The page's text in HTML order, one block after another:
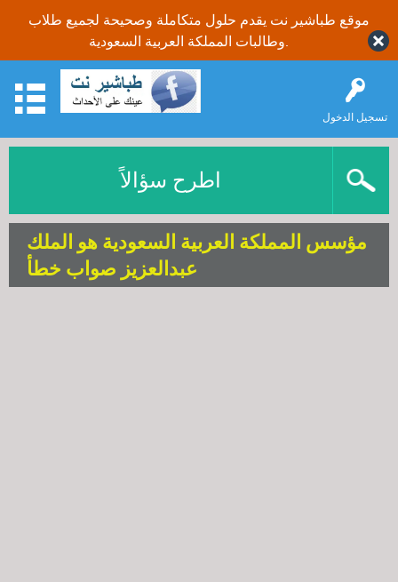
موقع طباشير نت يقدم حلول متكاملة وصحيحة لجميع طلاب
تسجيل الدخول
اطرح سؤالاً
مؤسس المملكة العربية السعودية هو الملك
عبدالعزيز صواب خطأ